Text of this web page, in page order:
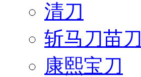
清刀
斩马刀苗刀
康熙宝刀